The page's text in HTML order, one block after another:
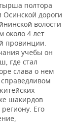
полтора
Осинской дороги
волости
около 4 лет
провинции.
учебы он
где стал
слава о нем
шакирдов
Его